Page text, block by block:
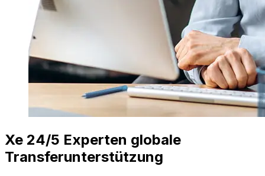
Xe 24/5 Experten globale
Transferunterstützung